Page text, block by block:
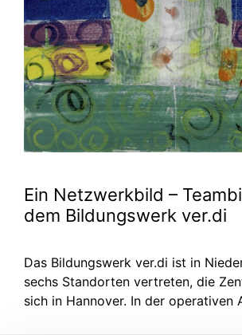
Ein Netzwerkbild –
dem Bildungswerk ver.di
Das Bildungswerk ver.di ist in
sechs Standorten vertreten, die
sich in Hannover. In der operativen